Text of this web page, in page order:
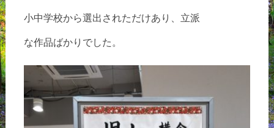
小中学校から選出されただけあり、 立派
な作品ばかりでした。